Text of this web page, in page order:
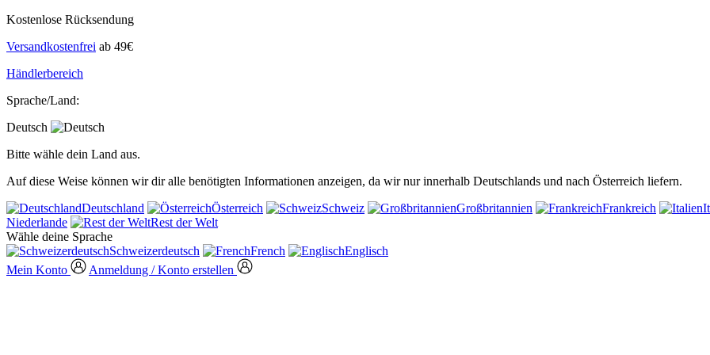
Kostenlose Rücksendung
Versandkostenfrei ab 49€
Händlerbereich
Sprache/Land:
Deutsch
Bitte wähle dein Land aus.
Auf diese Weise können wir dir alle benötigten Informationen anzeigen, da wir nur innerhalb Deutschlands und nach Österreich liefern.
Deutschland
Österreich Schweiz Großbritannien Frankreich
Niederlande
Rest der Welt
Wähle deine Sprache
Schweizerdeutsch
French
Englisch
Mein Konto
Anmeldung / Konto erstellen